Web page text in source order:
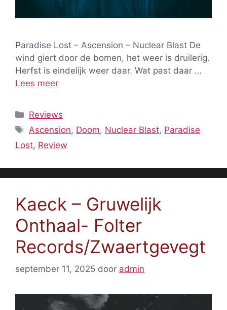
Paradise Lost – Ascension – Nuclear Blast De
wind giert door de bomen, het weer is druilerig.
Herfst is eindelijk weer daar. Wat past daar …
Lees meer
Categorieën
Reviews
Tags
Ascension, Doom, Nuclear Blast, Paradise
Lost, Review
Kaeck – Gruwelijk
Onthaal- Folter
Records/Zwaertgevegt
september 11, 2025 door admin